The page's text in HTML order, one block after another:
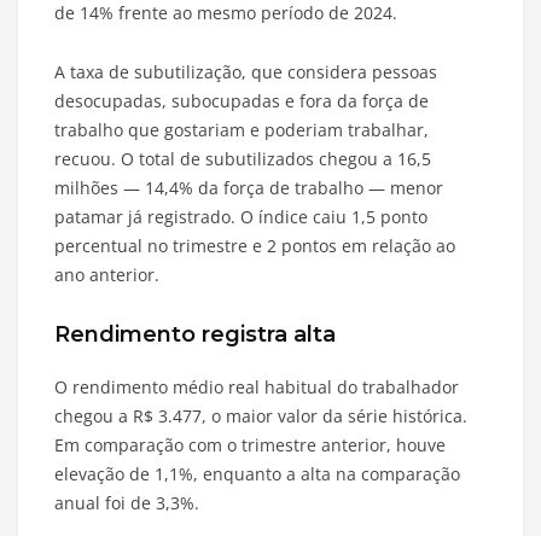
de 14% frente ao mesmo período de 2024.
A taxa de subutilização, que considera pessoas
desocupadas, subocupadas e fora da força de
trabalho que gostariam e poderiam trabalhar,
recuou. O total de subutilizados chegou a 16,5
milhões — 14,4% da força de trabalho — menor
patamar já registrado. O índice caiu 1,5 ponto
percentual no trimestre e 2 pontos em relação ao
ano anterior.
Rendimento registra alta
O rendimento médio real habitual do trabalhador
chegou a R$ 3.477, o maior valor da série histórica.
Em comparação com o trimestre anterior, houve
elevação de 1,1%, enquanto a alta na comparação
anual foi de 3,3%.